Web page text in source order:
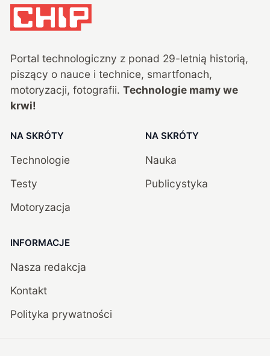
Portal technologiczny z ponad 29-letnią historią,
piszący o nauce i technice, smartfonach,
motoryzacji, fotografii. Technologie mamy we
krwi!
NA SKRÓTY
Technologie
Testy
Motoryzacja
NA SKRÓTY
Nauka
Publicystyka
INFORMACJE
Nasza redakcja
Kontakt
Polityka prywatności